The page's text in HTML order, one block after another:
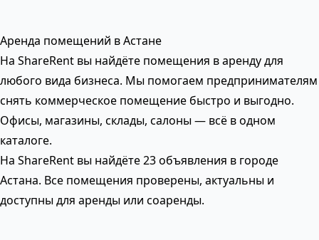
Аренда помещений в Астане
На ShareRent вы найдёте помещения в аренду для
любого вида бизнеса. Мы помогаем предпринимателям
снять коммерческое помещение быстро и выгодно.
Офисы, магазины, склады, салоны — всё в одном
каталоге.
На ShareRent вы найдёте 23 объявления в городе
Астана. Все помещения проверены, актуальны и
доступны для аренды или соаренды.